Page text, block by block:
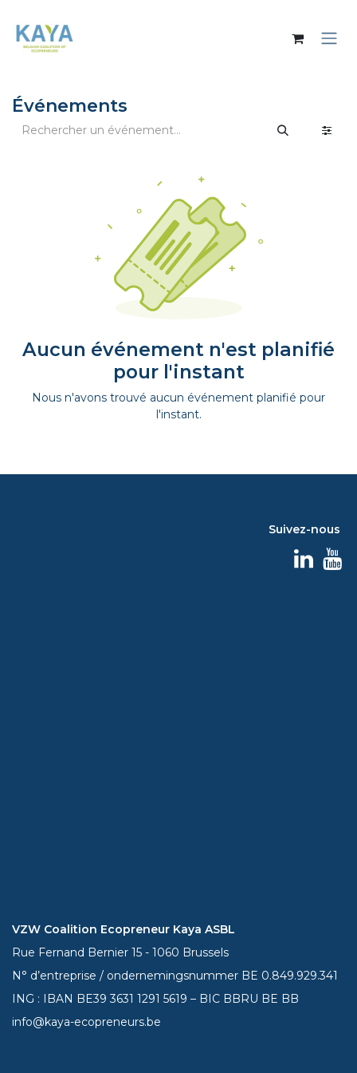
Événements
Aucun événement n'est planifié
pour l'instant
Nous n'avons trouvé aucun événement planifié pour
l'instant.
Suivez-nous
VZW Coalition Ecopreneur Kaya ASBL
Rue Fernand Bernier 15 - 1060 Brussels
N° d’entreprise / ondernemingsnummer BE 0.849.929.341
ING : IBAN BE393631 1291 5619 – BIC BBRU BE BB
info@kaya-ecopreneurs.be